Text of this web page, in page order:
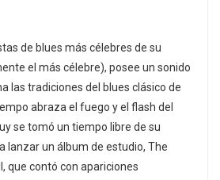
de blues más célebres de su
el más célebre), posee un sonido
las tradiciones del blues clásico de
abraza el fuego y el flash del
se tomó un tiempo libre de su
lanzar un álbum de estudio, The
que contó con apariciones